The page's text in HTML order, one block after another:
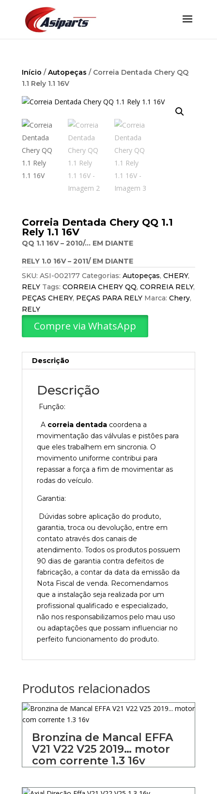
Início /Autopeças / Correia Dentada Chery QQ
1.1 Rely 1.1 16V
Correia Dentada Chery QQ 1.1
Rely 1.1 16V
QQ 1.1 16V – 2010/… EM DIANTE
RELY 1.0 16V – 2011/ EM DIANTE
SKU: ASI-002177 Categorias: Autopeças, CHERY,
RELY Tags: CORREIA CHERY QQ, CORREIA RELY,
PEÇAS CHERY, PEÇAS PARA RELY Marca: Chery,
RELY
Compre via WhatsApp
Descrição
Descrição
Função:
A correia dentadacoordena a
movimentação das válvulas e pistões para
que eles trabalhem em sincronia. O
movimento uniforme contribui para
repassar a força a fim de movimentar as
rodas do veículo.
Garantia:
Dúvidas sobre aplicação do produto,
garantia, troca ou devolução, entre em
contato através dos canais de
atendimento. Todos os produtos possuem
90 dias de garantia contra defeitos de
fabricação, a contar da data da emissão da
Nota Fiscal de venda. Recomendamos
que a instalação seja realizada por um
profissional qualificado e especializado,
não nos responsabilizamos pelo mau uso
ou adaptações que possam influenciar no
perfeito funcionamento do produto.
Produtos relacionados
Bronzina de Mancal EFFA
V21 V22 V25 2019… motor
com corrente 1.3 16v